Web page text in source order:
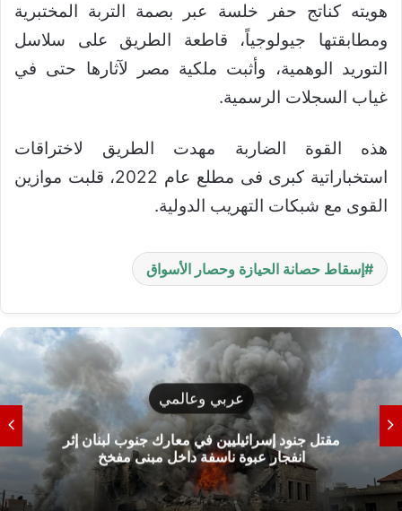
هويته كناتج حفر خلسة عبر بصمة التربة المختبرية
ومطابقتها جيولوجياً، قاطعة الطريق على سلاسل
التوريد الوهمية، وأثبت ملكية مصر لآثارها حتى في
غياب السجلات الرسمية.
هذه القوة الضاربة مهدت الطريق لاختراقات
استخباراتية كبرى فى مطلع عام 2022، قلبت موازين
القوى مع شبكات التهريب الدولية.
إسقاط حصانة الحيازة وحصار الأسواق
عربي وعالمي
مقتل جنود إسرائيليين في معارك جنوب لبنان إثر
انفجار عبوة ناسفة داخل مبنى مفخخ